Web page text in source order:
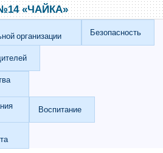
«ЧАЙКА»
организации
Безопасность
Воспитание